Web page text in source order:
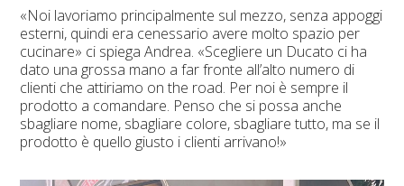
«Noi lavoriamo principalmente sul mezzo, senza appoggi
esterni, quindi era cenessario avere molto spazio per
cucinare» ci spiega Andrea. «Scegliere un Ducato ci ha
dato una grossa mano a far fronte all’alto numero di
clienti che attiriamo on the road. Per noi è sempre il
prodotto a comandare. Penso che si possa anche
sbagliare nome, sbagliare colore, sbagliare tutto, ma se il
prodotto è quello giusto i clienti arrivano!»